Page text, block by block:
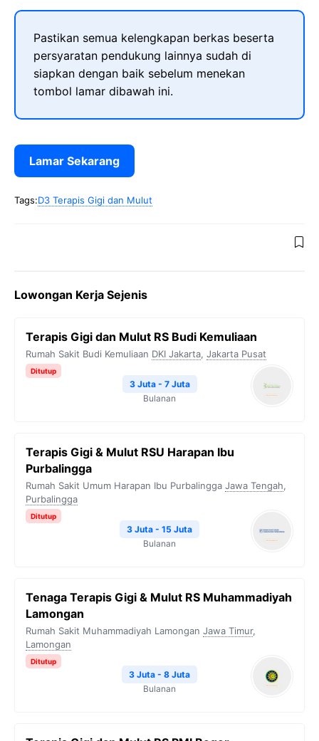
Pastikan semua kelengkapan berkas beserta
persyaratan pendukung lainnya sudah di
siapkan dengan baik sebelum menekan
tombol lamar dibawah ini.
Lamar Sekarang
Tags:D3 Terapis Gigi dan Mulut
Lowongan Kerja Sejenis
Terapis Gigi dan Mulut RS Budi Kemuliaan
Rumah Sakit Budi Kemuliaan DKI Jakarta, Jakarta Pusat
Ditutup
3 Juta - 7 Juta
Bulanan
Terapis Gigi & Mulut RSU Harapan Ibu
Purbalingga
Rumah Sakit Umum Harapan Ibu Purbalingga Jawa Tengah,
Purbalingga
Ditutup
3 Juta - 15 Juta
Bulanan
Tenaga Terapis Gigi & Mulut RS Muhammadiyah
Lamongan
Rumah Sakit Muhammadiyah Lamongan Jawa Timur,
Lamongan
Ditutup
3 Juta - 8 Juta
Bulanan